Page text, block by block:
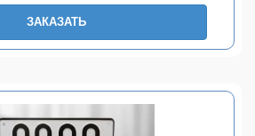
ЗАКАЗАТЬ